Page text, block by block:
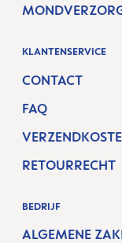
KLANTENSERVICE
CONTACT
FAQ
RETOURRECHT
BEDRIJF
ALGEMENE